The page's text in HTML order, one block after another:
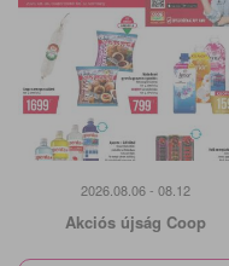
2026.08.06 - 08.12
Akciós újság Coop